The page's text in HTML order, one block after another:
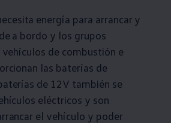
energía para arrancar y
a bordo y los grupos
vehículos de combustión e
las baterías de
de 12V también se
eléctricos y son
el vehículo y poder